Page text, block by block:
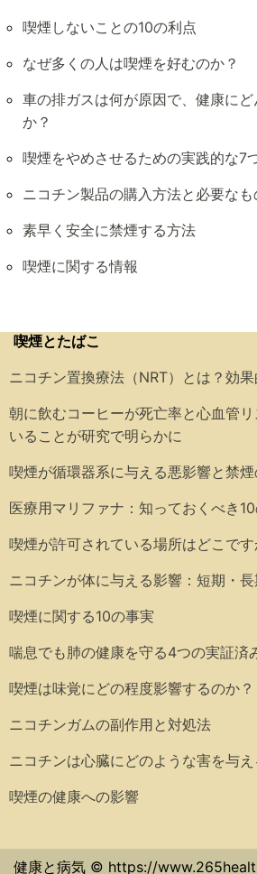
喫煙しないことの10の利点
なぜ多くの人は喫煙を好むのか？
車の排ガスは何が原因で、健康に
か？
喫煙をやめさせるための実践的な7
ニコチン製品の購入方法と必要なも
素早く安全に禁煙する方法
喫煙に関する情報
喫煙とたばこ
ニコチン置換療法（NRT）とは？効
朝に飲むコーヒーが死亡率と心血管
いることが研究で明らかに
喫煙が循環器系に与える悪影響と禁煙
医療用マリファナ：知っておくべき
喫煙が許可されている場所はどこです
ニコチンが体に与える影響：短期・
喫煙に関する10の事実
喘息でも肺の健康を守る4つの実証済
喫煙は味覚にどの程度影響するのか？
ニコチンガムの副作用と対処法
ニコチンは心臓にどのような害を与え
喫煙の健康への影響
健康と病気 © https://